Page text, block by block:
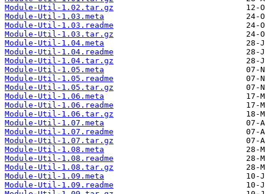
Module-Util-1.02.tar.gz
Module-Util-1.03.meta
Module-Util-1.03.readme
Module-Util-1.03.tar.gz
Module-Util-1.04.meta
Module-Util-1.04.readme
Module-Util-1.04.tar.gz
Module-Util-1.05.meta
Module-Util-1.05.readme
Module-Util-1.05.tar.gz
Module-Util-1.06.meta
Module-Util-1.06.readme
Module-Util-1.06.tar.gz
Module-Util-1.07.meta
Module-Util-1.07.readme
Module-Util-1.07.tar.gz
Module-Util-1.08.meta
Module-Util-1.08.readme
Module-Util-1.08.tar.gz
Module-Util-1.09.meta
Module-Util-1.09.readme